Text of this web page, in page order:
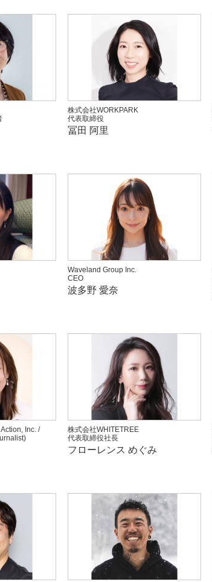
株式会社WORKPARK
代表取締役
冨田 阿里
Waveland Group Inc.
CEO
波多野 愛奈
Inc. /
株式会社WHITETREE
代表取締役社長
フローレンス めぐみ